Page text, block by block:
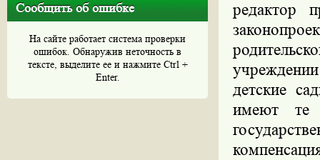
Сообщить об ошибке
На сайте работает система проверки
ошибок. Обнаружив неточность в
тексте, выделите ее и нажмите Ctrl +
Enter.
редактор
детские
имеют те